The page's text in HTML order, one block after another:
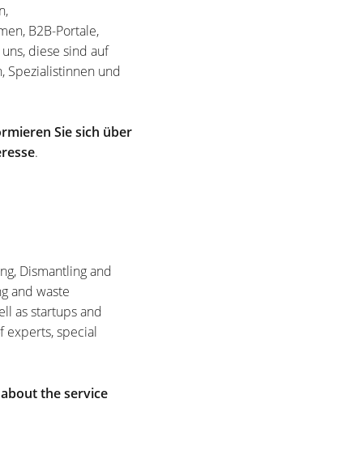
B2B-Portale,
diese sind auf
Spezialistinnen und
Sie sich über
.
Dismantling and
and waste
as startups and
experts, special
the service